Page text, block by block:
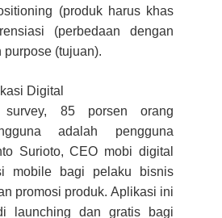
(produk harus khas
(perbedaan dengan
purpose (tujuan).
Digital
survey, 85 porsen orang
adalah pengguna
Surioto, CEO mobi digital
mobile bagi pelaku bisnis
promosi produk. Aplikasi ini
launching dan gratis bagi